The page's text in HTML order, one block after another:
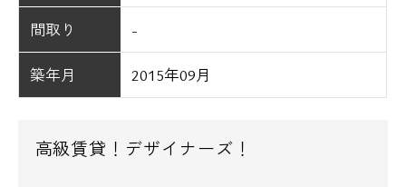
間取り -
築年月 2015年09月
高級賃貸！デザイナーズ！